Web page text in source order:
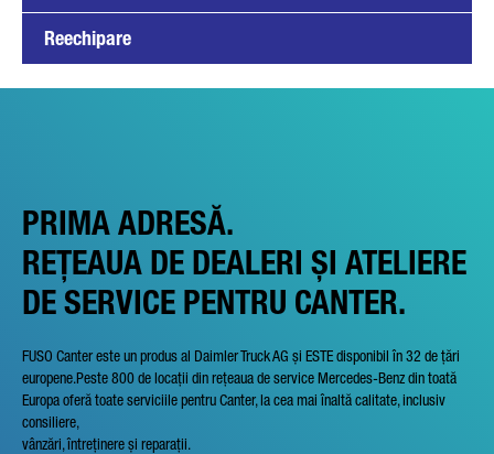
Reechipare
PRIMA ADRESĂ.
REȚEAUA DE DEALERI ȘI ATELIERE
DE SERVICE PENTRU CANTER.
FUSO Canter este un produs al Daimler Truck AG și ESTE disponibil în 32 de țări
europene.Peste 800 de locații din rețeaua de service Mercedes-Benz din toată
Europa oferă toate serviciile pentru Canter, la cea mai înaltă calitate, inclusiv
consiliere,
vânzări, întreținere și reparații.